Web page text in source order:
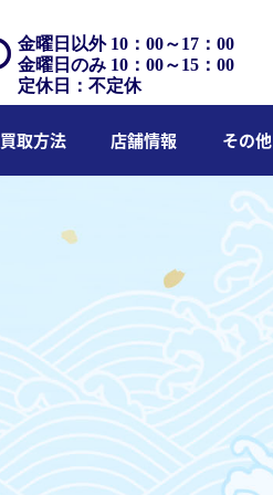
金曜日以外 10：00～17：00
金曜日のみ 10：00～15：00
定休日：不定休
買取方法 店舗情報 その他